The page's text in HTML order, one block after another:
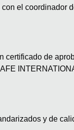
el
de
y de